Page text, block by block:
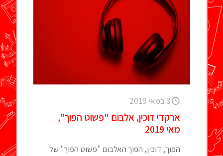
3 במאי 2019
ארקדי דוכין, אלבום "פשוט הפוך",
מאי 2019
הפוך, דוכין, הפוך האלבום "פשוט הפוך" של